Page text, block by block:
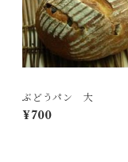
ぶどうパン 大
¥700